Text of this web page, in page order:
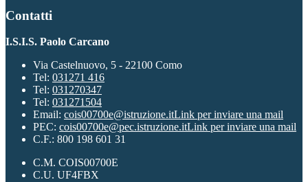
Contatti
I.S.I.S. Paolo Carcano
Via Castelnuovo, 5 - 22100 Como
Tel: 031271 416
Tel: 031270347
Tel: 031271504
Email: cois00700e@istruzione.itLink per inviare una mail
PEC: cois00700e@pec.istruzione.itLink per inviare una mail
C.F.: 800 198 601 31
C.M. COIS00700E
C.U. UF4FBX